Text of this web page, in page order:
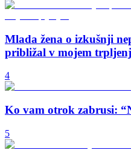
Mlada žena o izkušnji
približal v mojem
4
Ko vam otrok zabrusi:
5